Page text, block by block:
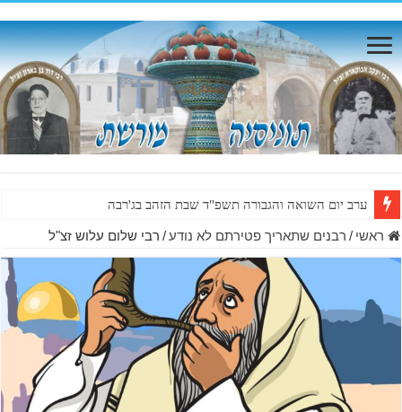
ערב יום השואה והגבורה תשפ"ד שבת הזהב בג'רבה
ראשי / רבנים שתאריך פטירתם לא נודע/ רבי שלום עלוש זצ"ל